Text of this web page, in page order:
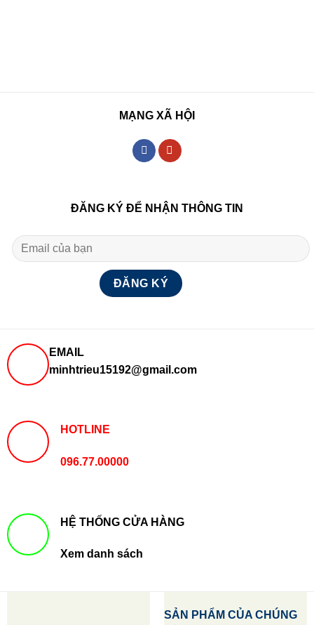
MẠNG XÃ HỘI
ĐĂNG KÝ ĐỂ NHẬN THÔNG TIN
EMAIL
minhtrieu15192@gmail.com
HOTLINE
096.77.00000
HỆ THỐNG CỬA HÀNG
Xem danh sách
SẢN PHẨM CỦA CHÚNG